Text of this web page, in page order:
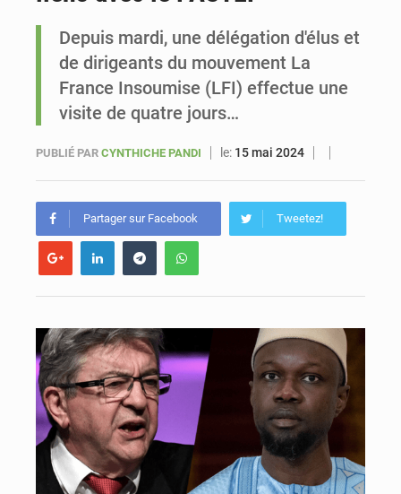
Sénégal : Ousmane Diagne prêtera serment le 11 août comme président du Conseil constitutionnel
Depuis mardi, une délégation d'élus et
de dirigeants du mouvement La
France Insoumise (LFI) effectue une
visite de quatre jours…
PUBLIÉ PAR CYNTHICHE PANDI le: 15 mai 2024
Partager sur Facebook Tweetez!